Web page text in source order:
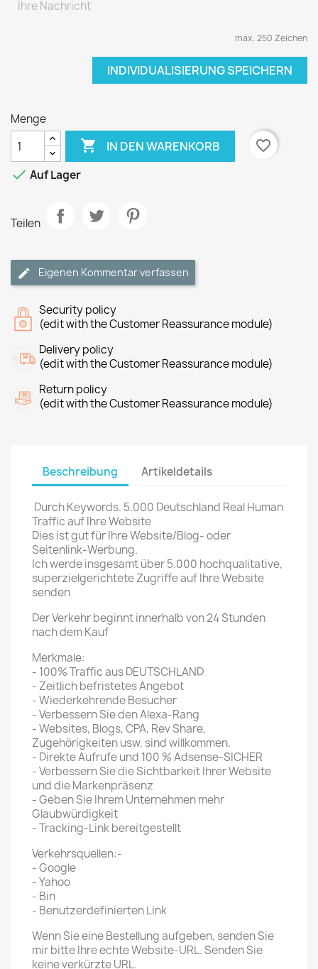
max. 250 Zeichen
INDIVIDUALISIERUNG SPEICHERN
Menge
 IN DEN WARENKORB
favorite_border
 Auf Lager
Teilen
Eigenen Kommentar verfassen
Security policy
(edit with the Customer Reassurance module)
Delivery policy
(edit with the Customer Reassurance module)
Return policy
(edit with the Customer Reassurance module)
Beschreibung Artikeldetails
Durch Keywords. 5.000 Deutschland Real Human
Traffic auf Ihre Website
Dies ist gut für Ihre Website/Blog- oder
Seitenlink-Werbung.
Ich werde insgesamt über 5.000 hochqualitative,
superzielgerichtete Zugriffe auf Ihre Website
senden
Der Verkehr beginnt innerhalb von 24 Stunden
nach dem Kauf
Merkmale:
- 100% Traffic aus DEUTSCHLAND
- Zeitlich befristetes Angebot
- Wiederkehrende Besucher
- Verbessern Sie den Alexa-Rang
- Websites, Blogs, CPA, Rev Share,
Zugehörigkeiten usw. sind willkommen.
- Direkte Aufrufe und 100 % Adsense-SICHER
- Verbessern Sie die Sichtbarkeit Ihrer Website
und die Markenpräsenz
- Geben Sie Ihrem Unternehmen mehr
Glaubwürdigkeit
- Tracking-Link bereitgestellt
Verkehrsquellen:-
- Google
- Yahoo
- Bin
- Benutzerdefinierten Link
Wenn Sie eine Bestellung aufgeben, senden Sie
mir bitte Ihre echte Website-URL. Senden Sie
keine verkürzte URL.